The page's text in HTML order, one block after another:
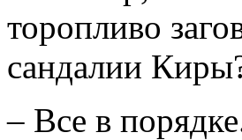
торопливо
сандалии
– Все в